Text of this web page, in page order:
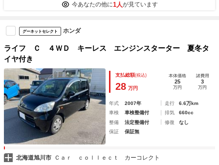
今あなたの他に1人が見ています
グーネットセレクト ホンダ
ライフ Ｃ ４ＷＤ キーレス エンジンスターター 夏冬タ
イヤ付き
支払総額(税込)
28 万円
本体価格
25
万円
諸費用
3
万円
年式 2007年 走行
6.6万km
車検
車検整備付 排気
660cc
整備
法定整備付 修復
なし
保証
保証無
北海道旭川市 Ｃａｒ ｃｏｌｌｅｃｔ カーコレクト